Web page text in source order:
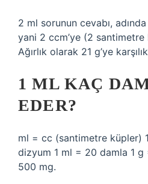
2 ml sorunun cevabı,
yani 2 ccm’ye (2 santimetre
Ağırlık olarak 21 g’ye
1 ML KAÇ
EDER?
ml = cc (santimetre küpler)
dizyum 1 ml = 20 damla 1
500 mg.